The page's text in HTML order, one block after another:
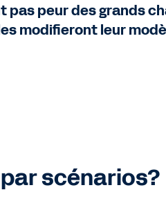
pas peur des grands
modifieront leur
scénarios?